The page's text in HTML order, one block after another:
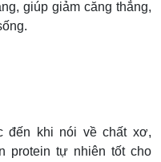
giúp giảm căng thẳng,
đến khi nói về chất xơ,
protein tự nhiên tốt cho